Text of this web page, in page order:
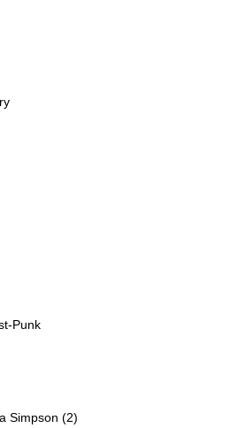
Punk
Simpson (2)